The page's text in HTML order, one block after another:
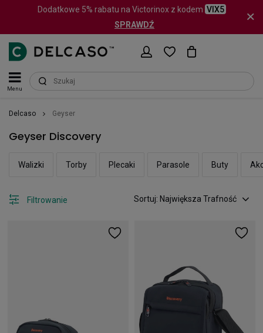
Dodatkowe 5% rabatu na Victorinox z kodem VIX5
SPRAWDŹ
Menu
Delcaso Geyser
Geyser Discovery
Walizki Torby Plecaki Parasole Buty
Sortuj: Największa Trafność
Filtrowanie